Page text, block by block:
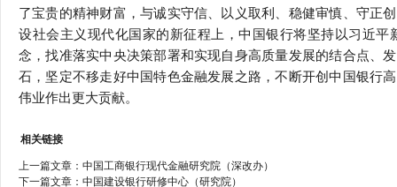
了宝贵的精神财富，与诚实守信、以义取利、稳健审慎、守正
设社会主义现代化国家的新征程上，中国银行将坚持以习近
念，找准落实中央决策部署和实现自身高质量发展的结合点、
石，坚定不移走好中国特色金融发展之路，不断开创中国银行
伟业作出更大贡献。
相关链接
上一篇文章： 中国工商银行现代金融研究院（深改办）
下一篇文章： 中国建设银行研修中心（研究院）